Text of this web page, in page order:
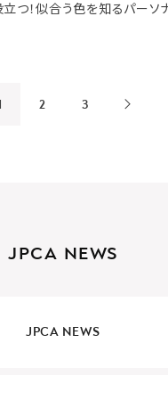
立つ！似合う色を知るパーソ
2 3
JPCA NEWS
JPCA NEWS